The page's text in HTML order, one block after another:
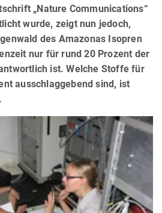
„Nature Communications“
wurde, zeigt nun jedoch,
des Amazonas Isopren
nur für rund 20 Prozent der
ist. Welche Stoffe für
ausschlaggebend sind, ist